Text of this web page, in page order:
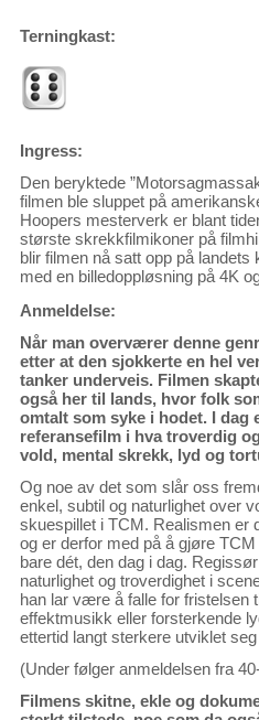
Terningkast:
Ingress:
Den beryktede
filmen ble sluppet på
Hoopers mesterverk er blant
største skrekkfilmikoner på
blir filmen nå satt opp på
med en billedoppløsning på 4K
Anmeldelse:
Når man overværer denne
etter at den sjokkerte en hel
tanker underveis. Filmen
også her til lands, hvor folk
omtalt som syke i hodet. I dag
referansefilm i hva troverdig
vold, mental skrekk, lyd og
Og noe av det som slår oss
enkel, subtil og naturlighet over
skuespillet i TCM. Realismen er
og er derfor med på å gjøre
bare dét, den dag i dag.
naturlighet og troverdighet i
han lar være å falle for fristelsen
effektmusikk eller forsterkende
ettertid langt sterkere utviklet
(Under følger anmeldelsen fra
Filmens skitne, ekle og